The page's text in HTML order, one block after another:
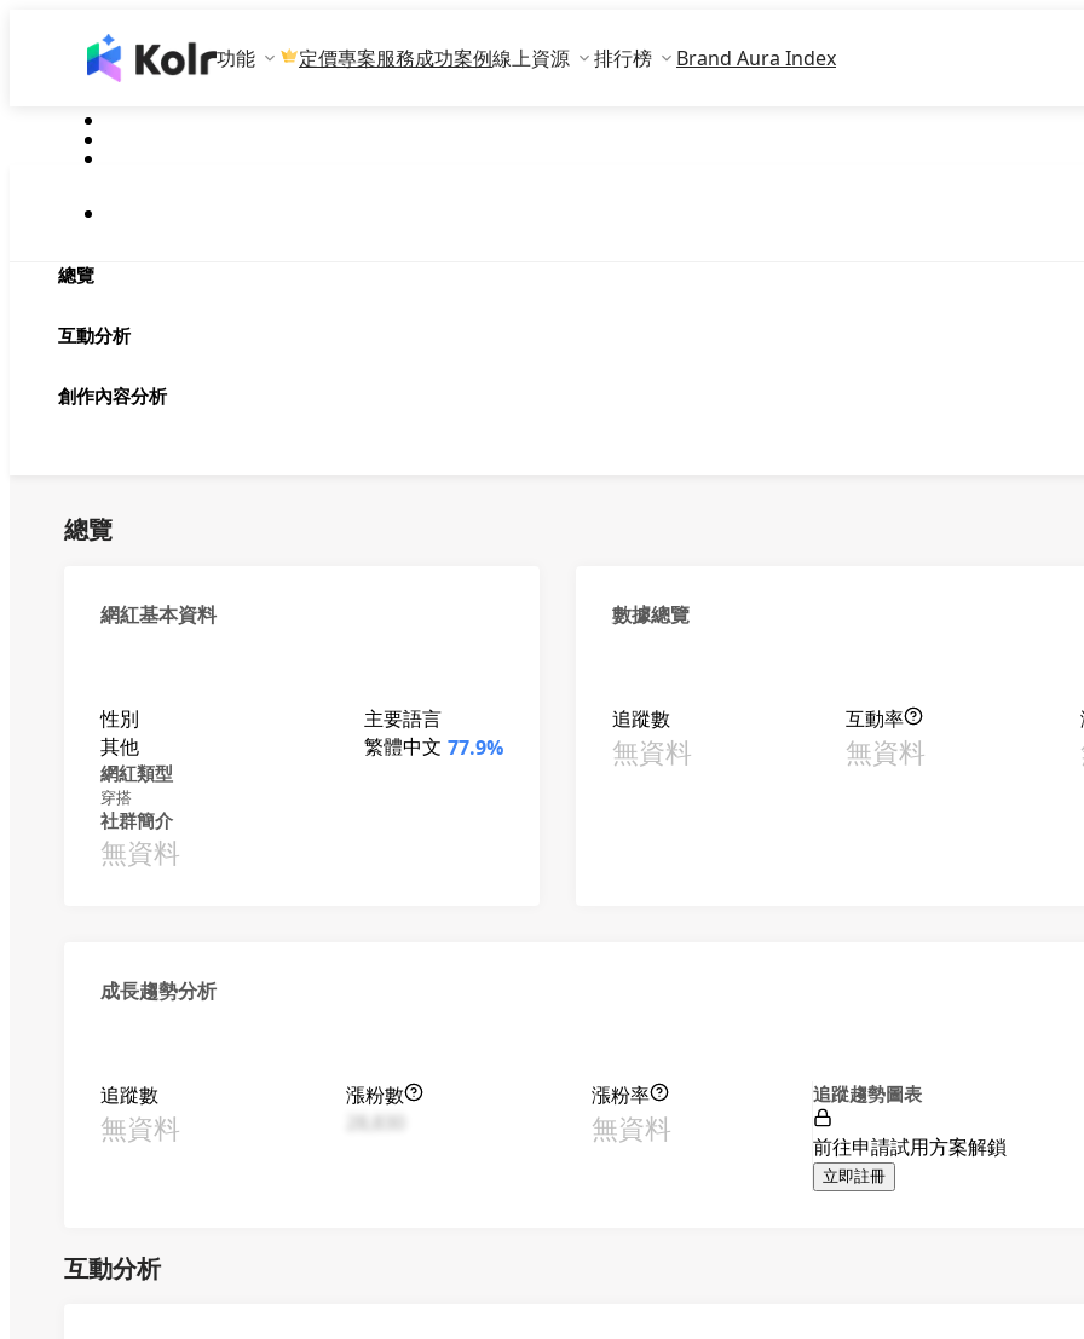
功能 定價專案服務成功案例線上資源 排行榜 Brand Aura Index
總覽
互動分析
創作內容分析
總覽
網紅基本資料
性別
其他
主要語言
繁體中文 77.9%
網紅類型
穿搭
社群簡介
無資料
數據總覽
追蹤數
無資料
互動率
無資料
成長趨勢分析
追蹤數
無資料
漲粉數
漲粉率
無資料
追蹤趨勢圖表
前往申請試用方案解鎖
立即註冊
互動分析